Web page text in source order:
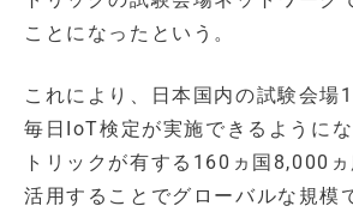
ことになったという。
これにより、日本国内の試験会場
毎日IoT検定が実施できるように
トリックが有する160ヵ国8,000
活用することでグローバルな規模